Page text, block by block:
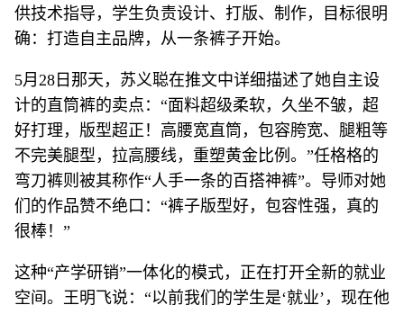
供技术指导，学生负责设计、打版、制作，目标很明
确：打造自主品牌，从一条裤子开始。
5月28日那天，苏义聪在推文中详细描述了她自主设
计的直筒裤的卖点：“面料超级柔软，久坐不皱，超
好打理，版型超正！高腰宽直筒，包容胯宽、腿粗等
不完美腿型，拉高腰线，重塑黄金比例。”任格格的
弯刀裤则被其称作“人手一条的百搭神裤”。导师对她
们的作品赞不绝口：“裤子版型好，包容性强，真的
很棒！”
这种“产学研销”一体化的模式，正在打开全新的就业
空间。王明飞说：“以前我们的学生是‘就业’，现在他